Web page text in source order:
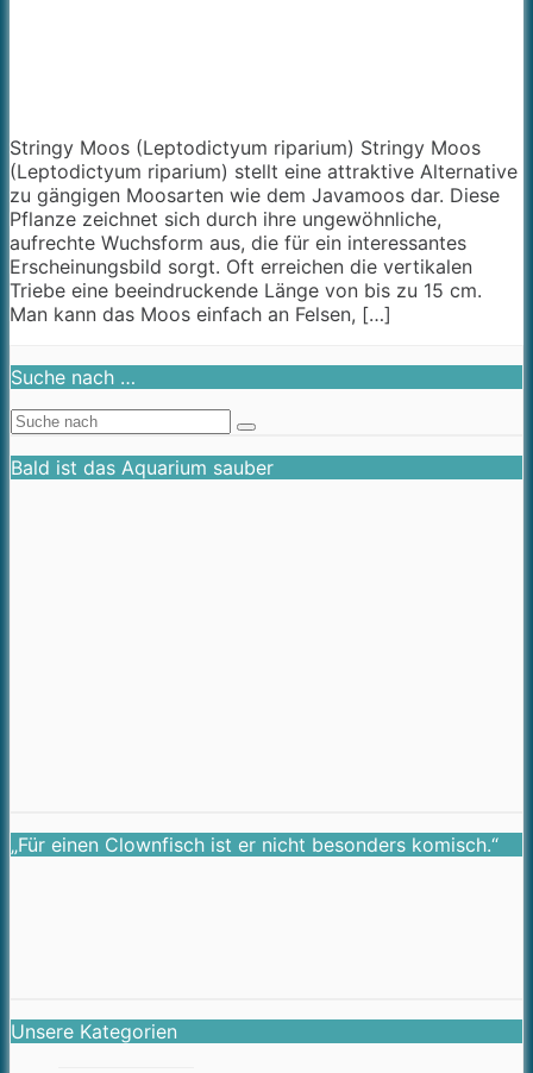
Stringy Moos (Leptodictyum riparium) Stringy Moos
(Leptodictyum riparium) stellt eine attraktive Alternative
zu gängigen Moosarten wie dem Javamoos dar. Diese
Pflanze zeichnet sich durch ihre ungewöhnliche,
aufrechte Wuchsform aus, die für ein interessantes
Erscheinungsbild sorgt. Oft erreichen die vertikalen
Triebe eine beeindruckende Länge von bis zu 15 cm.
Man kann das Moos einfach an Felsen, […]
Suche nach …
Bald ist das Aquarium sauber
„Für einen Clownfisch ist er nicht besonders komisch.“
Unsere Kategorien